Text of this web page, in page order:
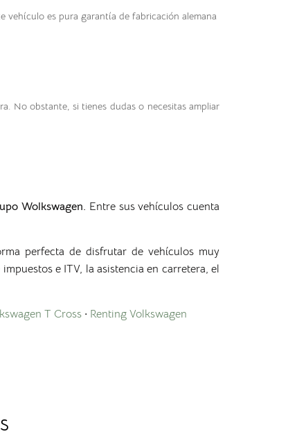
vehículo es pura garantía de fabricación alemana
No obstante, si tienes dudas o necesitas ampliar
Wolkswagen. Entre sus vehículos cuenta
perfecta de disfrutar de vehículos muy
e ITV, la asistencia en carretera, el
T Cross · Renting Volkswagen